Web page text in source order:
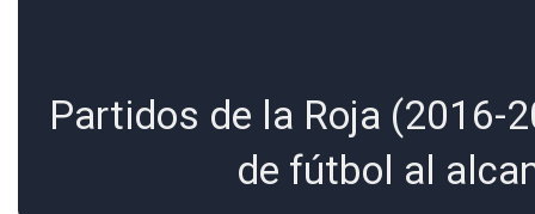
Partidos de la Roja (2016-
de fútbol al